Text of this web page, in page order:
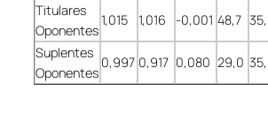
Titulares
Oponentes
1,015 1,016 -0,001 48,7
Suplentes
Oponentes
0,997 0,917 0,080 29,0